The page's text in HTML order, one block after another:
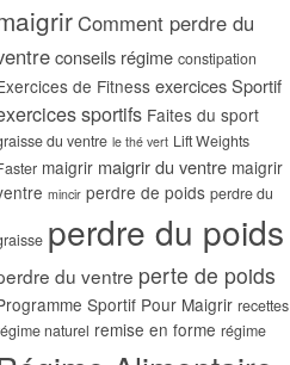
Comment perdre du
conseils régime constipation
de Fitness exercices Sportif
sportifs Faites du sport
du ventre le thé vert Lift Weights
maigrir maigrir du ventre maigrir
mincir perdre de poids perdre du
perdre du poids
du ventre perte de poids
Sportif Pour Maigrir recettes
naturel remise en forme régime